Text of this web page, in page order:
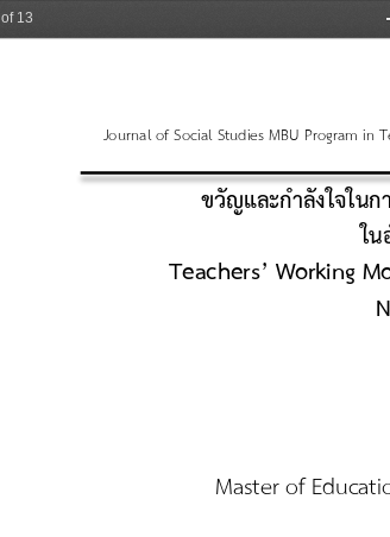
of 13
Journal of Social Studies MBU Program in
ขวัญและก าลังใจใน
ใน
Teachers’ Working
Master of